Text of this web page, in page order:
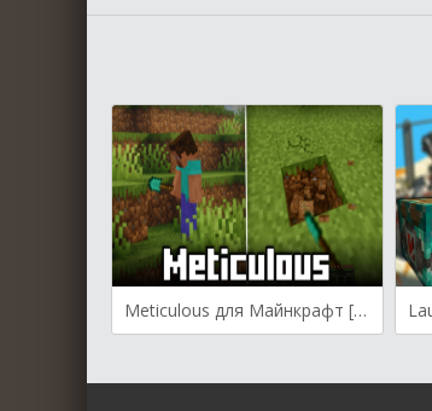
Meticulous для Майнкрафт [1.21.10, 1.21.9, 1.21.8]